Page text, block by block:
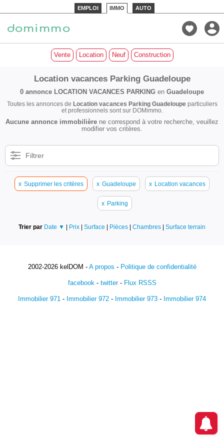
EMPLOI IMMO AUTO
Vente Location Neuf Construction
Location vacances Parking Guadeloupe
0 annonce LOCATION VACANCES PARKING en Guadeloupe
Toutes les annonces de Location vacances Parking Guadeloupeparticuliers
et professionnels sont sur DOMimmo.
Aucune annonce immobilière ne correspond à votre recherche, veuillez
modifier vos critères.
Filtrer
x Supprimer les critères x Guadeloupe x Location vacances
x Parking
Trier par Date ▼ | Prix | Surface | Pièces | Chambres | Surface terrain
2002-2026 kelDOM - A propos - Politique de confidentialité
facebook- twitter- Flux RSSS
Immobilier 971 - Immobilier 972 - Immobilier 973 - Immobilier 974